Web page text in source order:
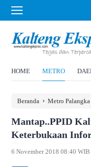
HOME METRO
Beranda › Metro
Mantap..PPID
Keterbukaan
6 November 2018 08:40 WIB